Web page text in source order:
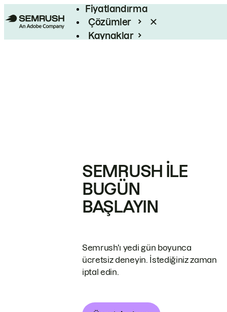
Fiyatlandırma
Çözümler
Kaynaklar
SEMRUSH ILE
BUGÜN
BAŞLAYIN
Semrush'ı yedi gün boyunca
ücretsiz deneyin. İstediğiniz zaman
iptal edin.